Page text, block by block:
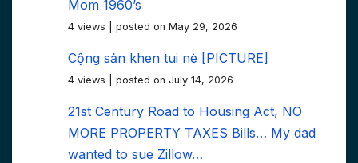
Mom 1960’s
4 views posted on May 29, 2026
Cộng sản khen tui nè [PICTURE]
4 views posted on July 14, 2026
21st Century Road to Housing Act, NO
MORE PROPERTY TAXES Bills… My dad
wanted to sue Zillow…